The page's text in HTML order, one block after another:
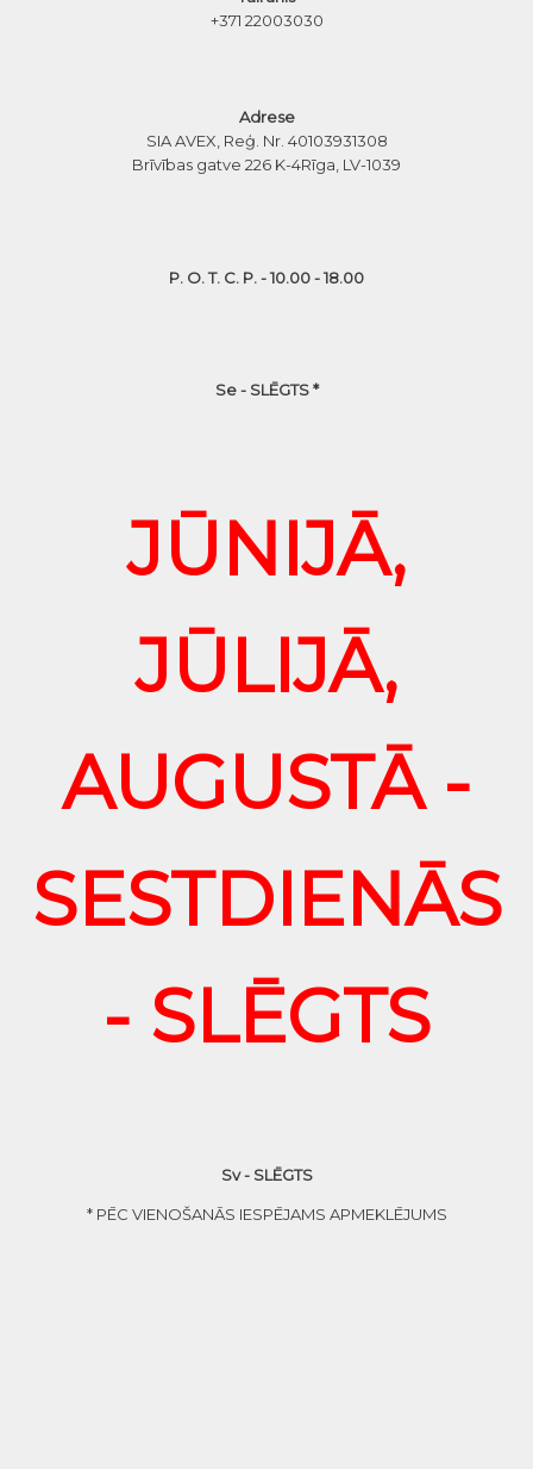
+371 22003030
Adrese
SIA AVEX, Reģ. Nr. 40103931308
Brīvības gatve 226 K-4Rīga, LV-1039
P. O. T. C. P. - 10.00 - 18.00
Se - SLĒGTS *
JŪNIJĀ,
JŪLIJĀ,
AUGUSTĀ -
SESTDIENĀS
- SLĒGTS
Sv - SLĒGTS
* PĒC VIENOŠANĀS IESPĒJAMS APMEKLĒJUMS